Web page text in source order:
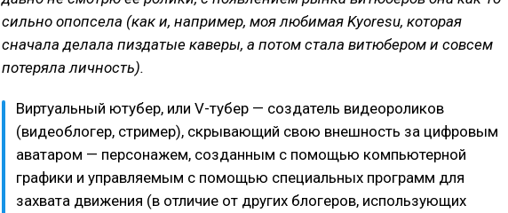
сильно опопсела (как и, например, моя любимая Kyoresu, которая
сначала делала пиздатые каверы, а потом стала витюбером и совсем
потеряла личность).
Виртуальный ютубер, или V-тубер — создатель видеороликов
(видеоблогер, стример), скрывающий свою внешность за цифровым
аватаром — персонажем, созданным с помощью компьютерной
графики и управляемым с помощью специальных программ для
захвата движения (в отличие от других блогеров, использующих